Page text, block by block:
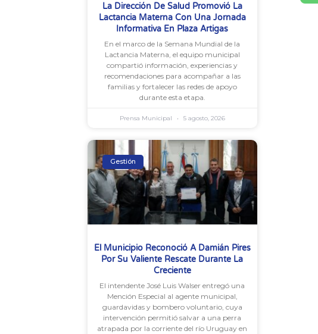
La Dirección De Salud Promovió La
Lactancia Materna Con Una Jornada
Informativa En Plaza Artigas
En el marco de la Semana Mundial de la
Lactancia Materna, el equipo municipal
compartió información, experiencias y
recomendaciones para acompañar a las
familias y fortalecer las redes de apoyo
durante esta etapa.
Prensa Municipal 5 agosto, 2026
Gestión
El Municipio Reconoció A Damián Pires
Por Su Valiente Rescate Durante La
Creciente
El intendente José Luis Walser entregó una
Mención Especial al agente municipal,
guardavidas y bombero voluntario, cuya
intervención permitió salvar a una perra
atrapada por la corriente del río Uruguay en